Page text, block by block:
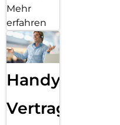
Mehr
erfahren
Handy